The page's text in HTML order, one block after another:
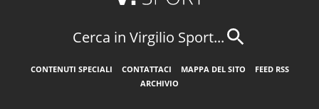
Cerca in Virgilio Sport...
CONTENUTI SPECIALI CONTATTACI MAPPA DEL SITO
FEED RSS
ARCHIVIO